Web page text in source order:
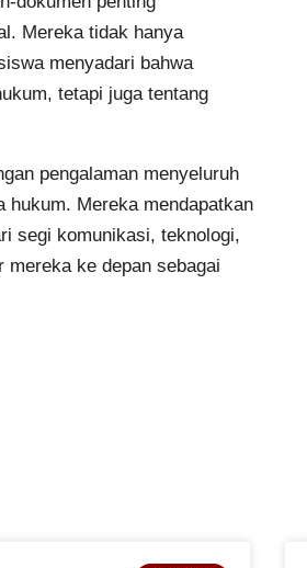
Mereka tidak hanya
menyadari bahwa
tetapi juga tentang
pengalaman menyeluruh
hukum. Mereka mendapatkan
segi komunikasi, teknologi,
ke depan sebagai